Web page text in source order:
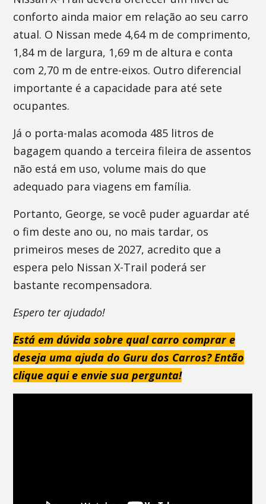
conforto ainda maior em relação ao seu carro
atual. O Nissan mede 4,64 m de comprimento,
1,84 m de largura, 1,69 m de altura e conta
com 2,70 m de entre-eixos. Outro diferencial
importante é a capacidade para até sete
ocupantes.
Já o porta-malas acomoda 485 litros de
bagagem quando a terceira fileira de assentos
não está em uso, volume mais do que
adequado para viagens em família.
Portanto, George, se você puder aguardar até
o fim deste ano ou, no mais tardar, os
primeiros meses de 2027, acredito que a
espera pelo Nissan X-Trail poderá ser
bastante recompensadora.
Espero ter ajudado!
Está em dúvida sobre qual carro comprar e
deseja uma ajuda do Guru dos Carros? Então
clique aqui e envie sua pergunta!